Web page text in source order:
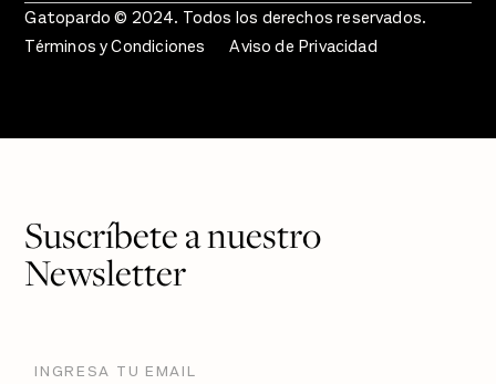
Gatopardo © 2024. Todos los derechos reservados.
Términos y Condiciones
Aviso de Privacidad
Suscríbete a nuestro
Newsletter